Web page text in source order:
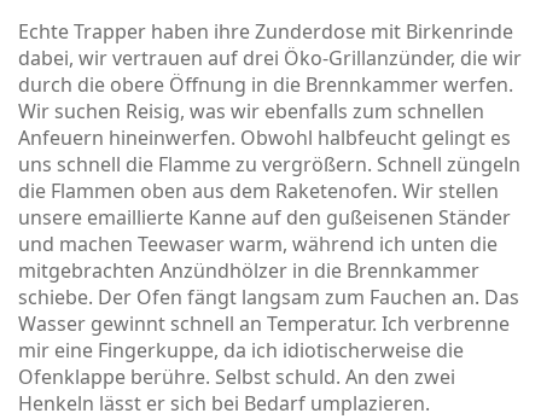
Echte Trapper haben ihre Zunderdose mit Birkenrinde
dabei, wir vertrauen auf drei Öko-Grillanzünder, die wir
durch die obere Öffnung in die Brennkammer werfen.
Wir suchen Reisig, was wir ebenfalls zum schnellen
Anfeuern hineinwerfen. Obwohl halbfeucht gelingt es
uns schnell die Flamme zu vergrößern. Schnell züngeln
die Flammen oben aus dem Raketenofen. Wir stellen
unsere emaillierte Kanne auf den gußeisenen Ständer
und machen Teewaser warm, während ich unten die
mitgebrachten Anzündhölzer in die Brennkammer
schiebe. Der Ofen fängt langsam zum Fauchen an. Das
Wasser gewinnt schnell an Temperatur. Ich verbrenne
mir eine Fingerkuppe, da ich idiotischerweise die
Ofenklappe berühre. Selbst schuld. An den zwei
Henkeln lässt er sich bei Bedarf umplazieren.